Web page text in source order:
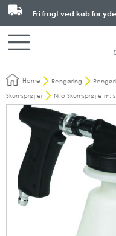
Fri fragt ved køb for
Home Rengøring
Skumsprøjter
Nito Skumsprøjte m.